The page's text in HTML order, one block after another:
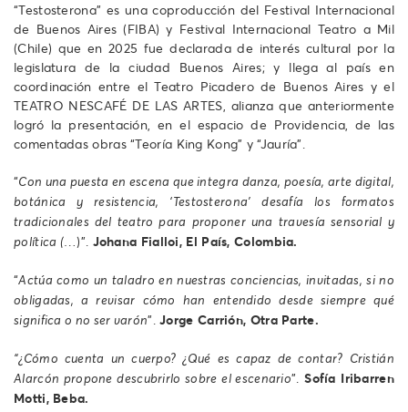
“Testosterona” es una coproducción del Festival Internacional
de Buenos Aires (FIBA) y Festival Internacional Teatro a Mil
(Chile) que en 2025 fue declarada de interés cultural por la
legislatura de la ciudad Buenos Aires; y llega al país en
coordinación entre el Teatro Picadero de Buenos Aires y el
TEATRO NESCAFÉ DE LAS ARTES, alianza que anteriormente
logró la presentación, en el espacio de Providencia, de las
comentadas obras “Teoría King Kong” y “Jauría”.
“Con una puesta en escena que integra danza, poesía, arte digital,
botánica y resistencia, ‘Testosterona’ desafía los formatos
tradicionales del teatro para proponer una travesía sensorial y
política (…)”. Johana Fialloi, El País, Colombia.
“Actúa como un taladro en nuestras conciencias, invitadas, si no
obligadas, a revisar cómo han entendido desde siempre qué
significa o no ser varón”.Jorge Carrión, Otra Parte.
“¿Cómo cuenta un cuerpo? ¿Qué es capaz de contar? Cristián
Alarcón propone descubrirlo sobre el escenario”.Sofía Iribarren
Motti, Beba.